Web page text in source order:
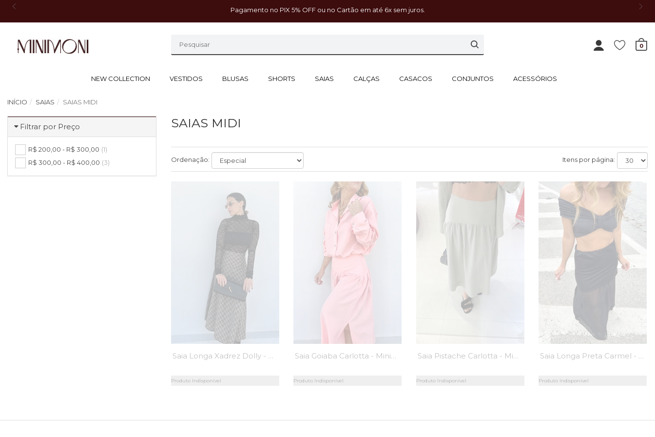
Pagamento no PIX 5% OFF ou no Cartão em até 6x sem juros.
0
NEW COLLECTION VESTIDOS BLUSAS SHORTS SAIAS CALÇAS CASACOS CONJUNTOS ACESSÓRIOS
INÍCIO SAIAS SAIAS MIDI
Filtrar por Preço
R$ 200,00 - R$ 300,00 (1)
R$ 300,00 - R$ 400,00 (3)
SAIAS MIDI
Ordenação: Itens por página:
Saia Longa Xadrez Dolly - MiniMoni
Produto Indisponível
Saia Goiaba Carlotta - MiniMoni
Produto Indisponível
Saia Pistache Carlotta - MiniMoni
Produto Indisponível
Saia Longa Preta Carmel - MiniMoni
Produto Indisponível